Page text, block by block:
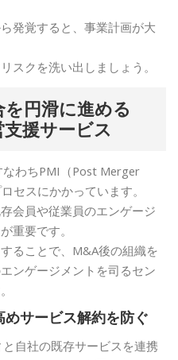
発覚すると、事業計画が大
スクを洗い出しましょう。
円滑に進める
援サービス
わちPMI（Post Merger
セスにかかっています。
会員や従業員のエンゲージ
重要です。
ることで、M&A後の組織を
ンゲージメントを司るセン
サービス解約を防ぐ
自社の既存サービスを連携